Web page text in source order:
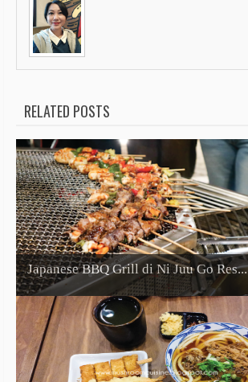
RELATED POSTS
Japanese BBQ Grill di Ni Juu Go Res...